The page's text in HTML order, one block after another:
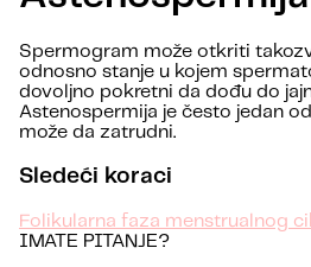
Spermogram može otkriti
odnosno stanje u kojem
dovoljno pokretni da dođu do
Astenospermija je često jedan
može da zatrudni.
Sledeći koraci
Folikularna faza menstrualnog
IMATE PITANJE?